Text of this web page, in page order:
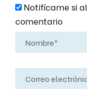
Notifícame si
comentario